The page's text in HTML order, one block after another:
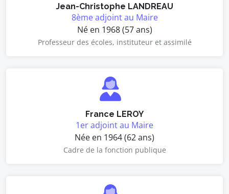
Jean-Christophe LANDREAU
8ème adjoint au Maire
Né en 1968 (57 ans)
Professeur des écoles, instituteur et assimilé
France LEROY
1er adjoint au Maire
Née en 1964 (62 ans)
Cadre de la fonction publique